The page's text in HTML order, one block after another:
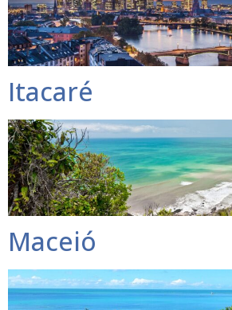
Itacaré
Maceió